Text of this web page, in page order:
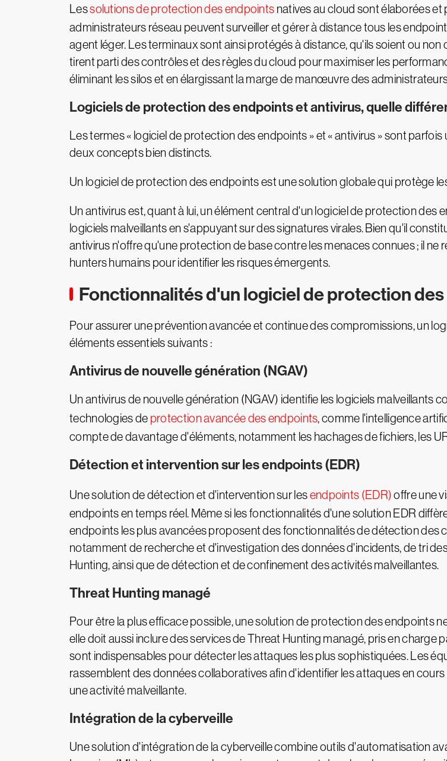
Lessolutions de protection des endpoints natives au cloud sont élaborées et
administrateurs réseau peuvent surveiller et gérer à distance tous les
agent léger. Les terminaux sont ainsi protégés à distance, qu'ils soient ou
tirent parti des contrôles et des règles du cloud pour maximiser les
éliminant les silos et en élargissant la marge de manœuvre des
Logiciels de protection des endpoints et antivirus, quelle
Les termes « logiciel de protection des endpoints » et « antivirus » sont
deux concepts bien distincts.
Un logiciel de protection des endpoints est une solution globale qui protège
Un antivirus est, quant à lui, un élément central d'un logiciel de protection des
logiciels malveillants en s'appuyant sur des signatures virales. Bien qu'il
antivirus n'offre qu'une protection de base contre les menaces connues ; il
hunters humains pour identifier les risques émergents.
Fonctionnalités d'un logiciel de protection
Pour assurer une prévention avancée et continue des compromissions, un
éléments essentiels suivants :
Antivirus de nouvelle génération (NGAV)
Un antivirus de nouvelle génération (NGAV) identifie les logiciels malveillants
technologies de protection avancée des endpoints, comme l'intelligence
compte de davantage d'éléments, notamment les hachages de fichiers, les
Détection et intervention sur les endpoints (EDR)
Une solution de détection et d'intervention sur lesendpoints (EDR)offre une
endpoints en temps réel. Même si les fonctionnalités d'une solution EDR
endpoints les plus avancées proposent des fonctionnalités de détection des
notamment de recherche et d'investigation des données d'incidents, de tri
Hunting, ainsi que de détection et de confinement des activités malveillantes.
Threat Hunting managé
Pour être la plus efficace possible, une solution de protection des endpoints
elle doit aussi inclure des services de Threat Hunting managé, pris en charge
sont indispensables pour détecter les attaques les plus sophistiquées. Les
rassemblent des données collaboratives afin d'identifier les attaques en
une activité malveillante.
Intégration de la cyberveille
Une solution d'intégration de la cyberveille combine outils d'automatisation